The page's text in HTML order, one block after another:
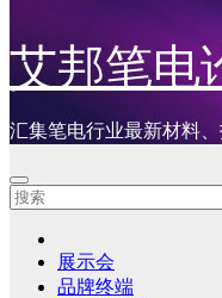
艾邦笔电
汇集笔电行业最新材料、
展示会
品牌终端